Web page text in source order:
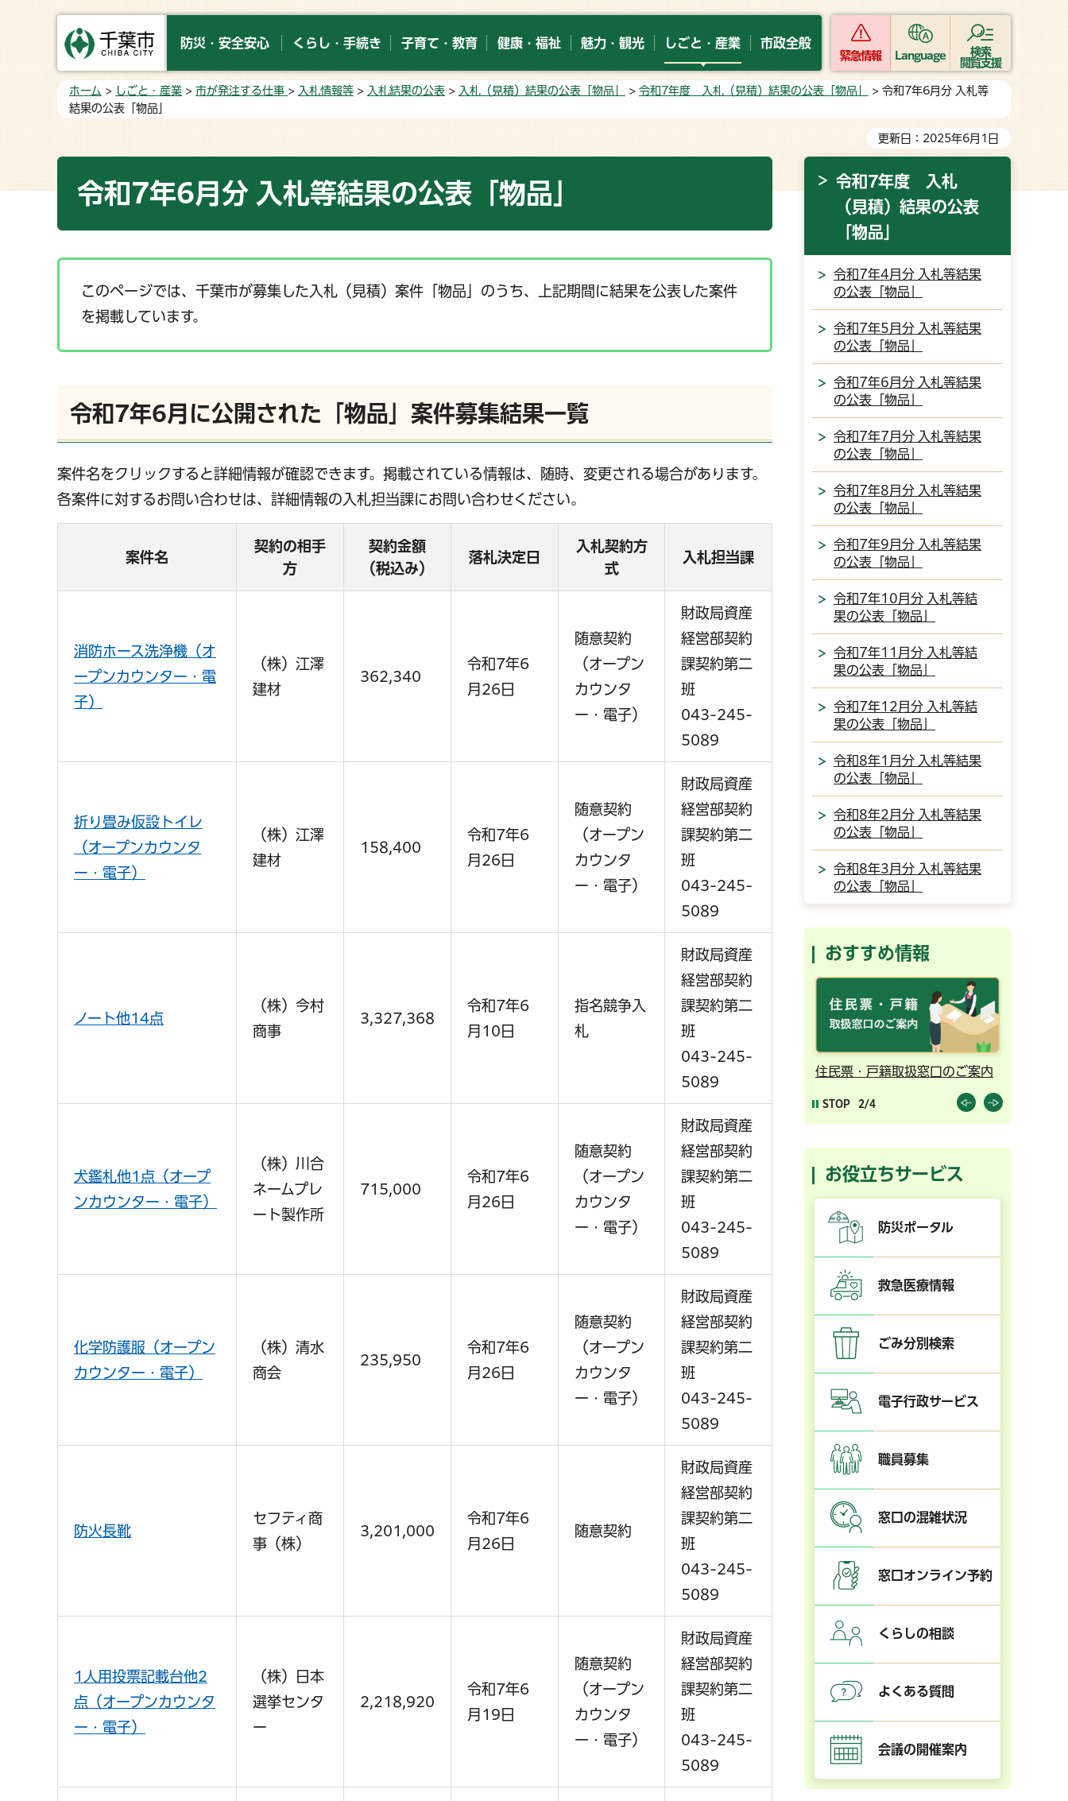
防災・安全安心 くらし・手続き 子育て・教育 健康・福祉 魅力・観光 しごと・産業 市政全般
緊急情報 Language
検索
閲覧支援
ホーム > しごと・産業 > 市が発注する仕事 > 入札情報等 > 入札結果の公表 > 入札（見積）結果の公表「物品」 > 令和7年度 入札（見積）結果の公表「物品」
> 令和7年6月分 入札等
結果の公表「物品」
更新日：2025年6月1日
令和7年6月分 入札等結果の公表「物品」
このページでは、千葉市が募集した入札（見積）案件「物品」のうち、上記期間に結果を公表した案件
を掲載しています。
令和7年6月に公開された「物品」案件募集結果一覧
案件名をクリックすると詳細情報が確認できます。掲載されている情報は、随時、変更される場合があります。
各案件に対するお問い合わせは、詳細情報の入札担当課にお問い合わせください。
案件名
契約の相手
方
契約金額
（税込み）
落札決定日
入札契約方
式
入札担当課
消防ホース洗浄機（オ
ープンカウンター・電
子）
（株）江澤
建材
362,340
令和7年6
月26日
随意契約
（オープン
カウンタ
ー・電子）
財政局資産
経営部契約
課契約第二
班
043-245-
5089
折り畳み仮設トイレ
（オープンカウンタ
ー・電子）
（株）江澤
建材
158,400
令和7年6
月26日
随意契約
（オープン
カウンタ
ー・電子）
財政局資産
経営部契約
課契約第二
班
043-245-
5089
ノート他14点
（株）今村
商事
3,327,368
令和7年6
月10日
指名競争入
札
財政局資産
経営部契約
課契約第二
班
043-245-
5089
犬鑑札他1点（オープ
ンカウンター・電子）
（株）川合
ネームプレ
ート製作所
715,000
令和7年6
月26日
随意契約
（オープン
カウンタ
ー・電子）
財政局資産
経営部契約
課契約第二
班
043-245-
5089
化学防護服（オープン
カウンター・電子）
（株）清水
商会
235,950
令和7年6
月26日
随意契約
（オープン
カウンタ
ー・電子）
財政局資産
経営部契約
課契約第二
班
043-245-
5089
防火長靴
セフティ商
事（株）
3,201,000
令和7年6
月26日
随意契約
財政局資産
経営部契約
課契約第二
班
043-245-
5089
1人用投票記載台他2
点（オープンカウンタ
ー・電子）
（株）日本
選挙センタ
ー
2,218,920
令和7年6
月19日
随意契約
（オープン
カウンタ
ー・電子）
財政局資産
経営部契約
課契約第二
班
043-245-
5089
令和7年度 入札
（見積）結果の公表
「物品」
令和7年4月分 入札等結果
の公表「物品」
令和7年5月分 入札等結果
の公表「物品」
令和7年6月分 入札等結果
の公表「物品」
令和7年7月分 入札等結果
の公表「物品」
令和7年8月分 入札等結果
の公表「物品」
令和7年9月分 入札等結果
の公表「物品」
令和7年10月分 入札等結
果の公表「物品」
令和7年11月分 入札等結
果の公表「物品」
令和7年12月分 入札等結
果の公表「物品」
令和8年1月分 入札等結果
の公表「物品」
令和8年2月分 入札等結果
の公表「物品」
令和8年3月分 入札等結果
の公表「物品」
おすすめ情報
住民票・戸籍取扱窓口のご案内
STOP 2/4
お役立ちサービス
防災ポータル
救急医療情報
ごみ分別検索
電子行政サービス
職員募集
窓口の混雑状況
窓口オンライン予約
くらしの相談
よくある質問
会議の開催案内